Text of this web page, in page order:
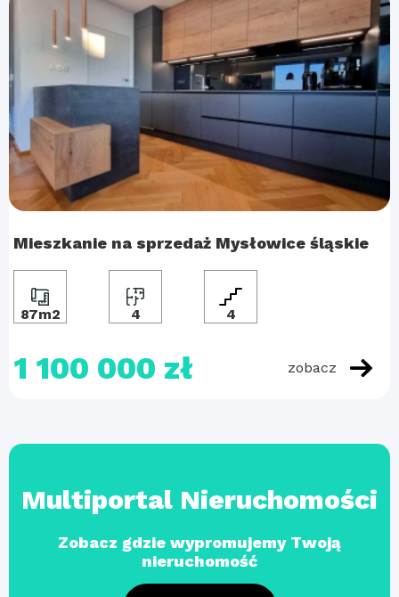
Mieszkanie na sprzedaż Mysłowice śląskie
87m2 4 4
1 100 000 zł zobacz
Multiportal Nieruchomości
Zobacz gdzie wypromujemy Twoją
nieruchomość